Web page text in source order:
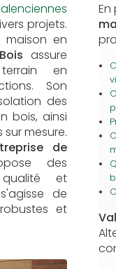
projets.
maison en
assure
en
Son
des
bois, ainsi
mesure.
de
des
qualité et
de
et
En